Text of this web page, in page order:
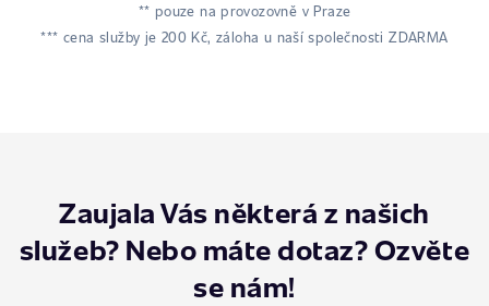
** pouze na provozovně v Praze
*** cena služby je 200 Kč, záloha u naší společnosti ZDARMA
Zaujala Vás některá z našich
služeb? Nebo máte dotaz? Ozvěte
se nám!